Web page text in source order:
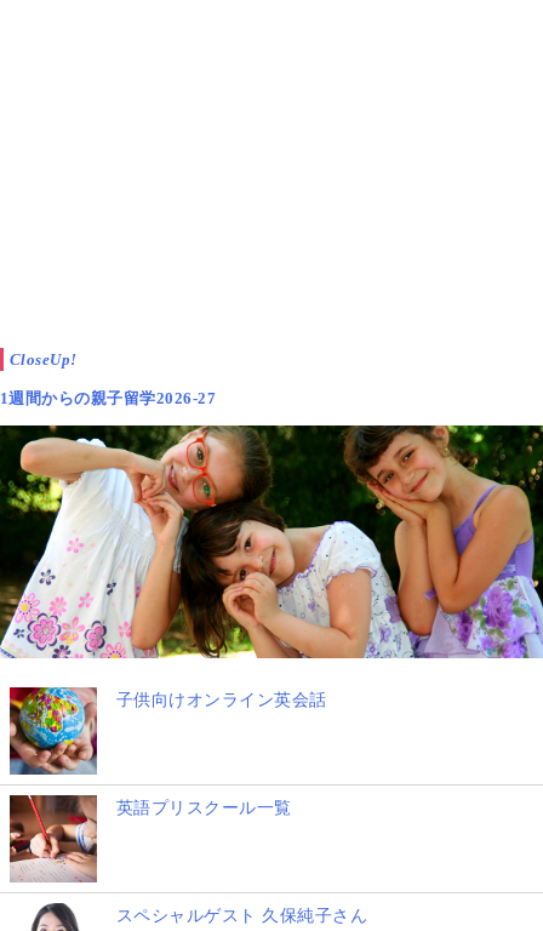
▲6年生社会科の授業で行われた模擬選挙の体験学習で、女子2人
は新政党として「ピース党」を提案。政策は「戦争がない世界を
作る！」
しかし、男の子たちは、休み時間を長くするという政
策提案し、政党名はインパクト勝負の「トマト党」が
いいという意見を持っていました。
CloseUp!
1週間からの親子留学2026-27
子供向けオンライン英会話
英語プリスクール一覧
スペシャルゲスト 久保純子さん